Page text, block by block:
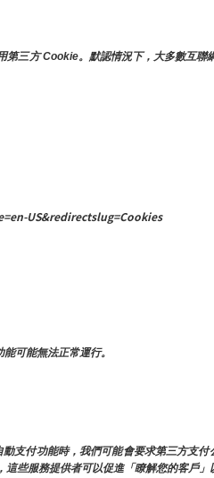
三方 Cookie。默認情況下，大多數互聯
US&redirectslug=Cookies
可能無法正常運行。
支付功能時，我們可能會要求第三方支付
些服務提供者可以促進「瞭解您的客戶」